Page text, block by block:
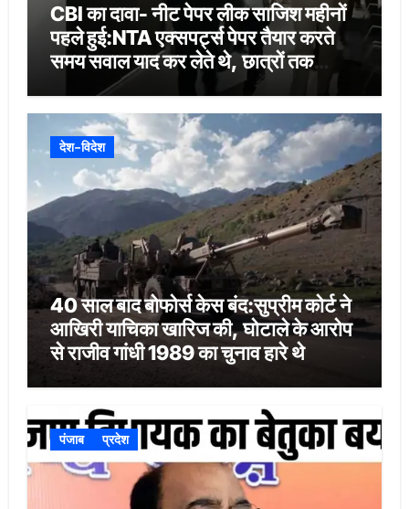
CBI का दावा- नीट पेपर लीक साजिश महीनों
पहले हुई:NTA एक्सपर्ट्स पेपर तैयार करते
समय सवाल याद कर लेते थे, छात्रों तक
वॉट्सएप-टेलीग्राम से पहुंचा
देश-विदेश
40 साल बाद बोफोर्स केस बंद:सुप्रीम कोर्ट ने
आखिरी याचिका खारिज की, घोटाले के आरोप
से राजीव गांधी 1989 का चुनाव हारे थे
पंजाब प्रदेश